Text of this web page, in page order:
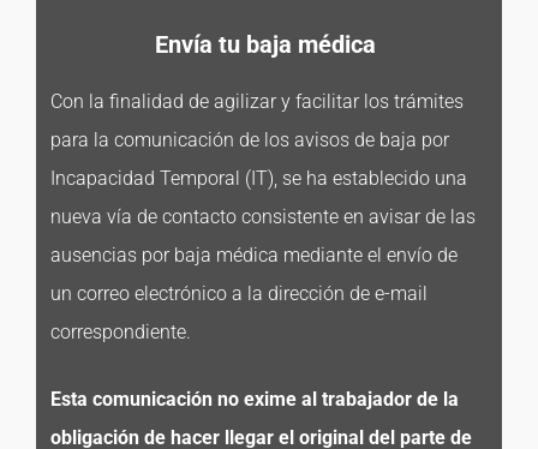
Envía tu baja médica
Con la finalidad de agilizar y facilitar los trámites
para la comunicación de los avisos de baja por
Incapacidad Temporal (IT), se ha establecido una
nueva vía de contacto consistente en avisar de las
ausencias por baja médica mediante el envío de
un correo electrónico a la dirección de e-mail
correspondiente.
Esta comunicación no exime al trabajador de la
obligación de hacer llegar el original del parte de